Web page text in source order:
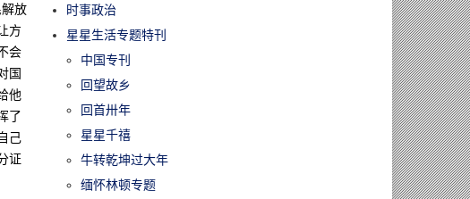
放
方
会
国
他
了
己
证
时事政治
星星生活专题特刊
中国专刊
回望故乡
回首卅年
星星千禧
牛转乾坤过大年
缅怀林顿专题